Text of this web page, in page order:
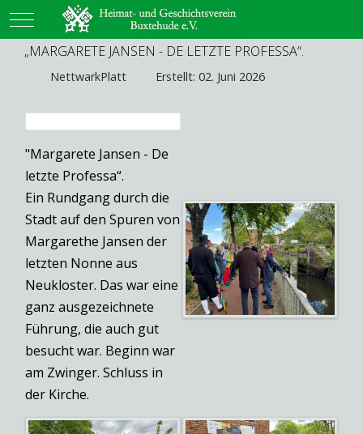
Mobile Menu Toggle
„MARGARETE JANSEN - DE LETZTE PROFESSA“.
NettwarkPlatt Erstellt: 02. Juni 2026
"Margarete Jansen - De
letzte Professa“.
Ein Rundgang durch die
Stadt auf den Spuren von
Margarethe Jansen der
letzten Nonne aus
Neukloster. Das war eine
ganz ausgezeichnete
Führung, die auch gut
besucht war. Beginn war
am Zwinger. Schluss in
der Kirche.